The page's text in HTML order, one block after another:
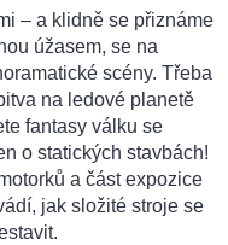
– a klidně se přiznáme
úžasem, se na
scény. Třeba
na ledové planetě
fantasy válku se
o statických stavbách!
a část expozice
jak složité stroje se